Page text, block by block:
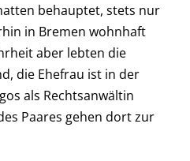
behauptet, stets nur
in Bremen wohnhaft
aber lebten die
die Ehefrau ist in der
als Rechtsanwältin
Paares gehen dort zur